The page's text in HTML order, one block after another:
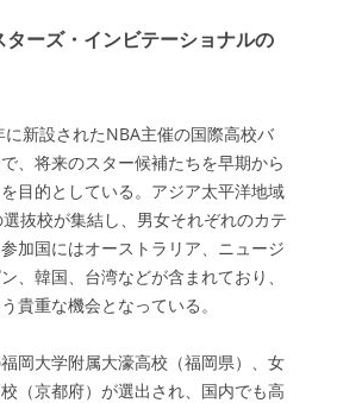
ーズ・インビテーショナルの
新設されたNBA主催の国際高校バ
、将来のスター候補たちを早期から
目的としている。アジア太平洋地域
抜校が集結し、男女それぞれのカテ
加国にはオーストラリア、ニュージ
、韓国、台湾などが含まれており、
貴重な機会となっている。
岡大学附属大濠高校（福岡県）、女
（京都府）が選出され、国内でも高